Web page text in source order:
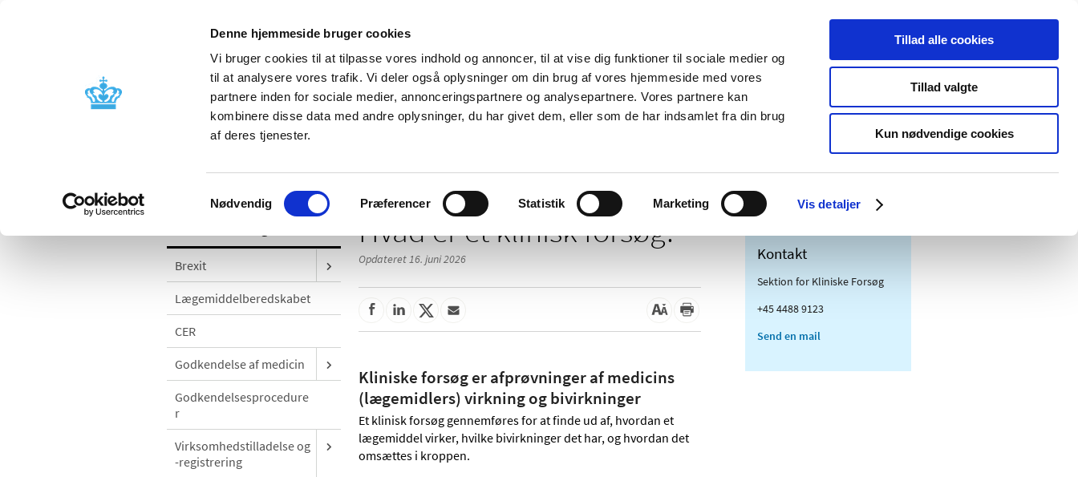
Denne hjemmeside bruger cookies
Vi bruger cookies til at tilpasse vores indhold og annoncer, til at vise dig funktioner til sociale medier og
til at analysere vores trafik. Vi deler også oplysninger om din brug af vores hjemmeside med vores
partnere inden for sociale medier, annonceringspartnere og analysepartnere. Vores partnere kan
kombinere disse data med andre oplysninger, du har givet dem, eller som de har indsamlet fra din brug
af deres tjenester.
Samtykkevalg
Nødvendig Præferencer Statistik Marketing Vis detaljer
Tillad alle cookies
Tillad valgte
Kun nødvendige cookies
Nyheder Om os Kontakt Udgivelser
Godkendelse og
Bivirkninger og
produktinformation
Tilskud og
Apoteker og salg af
Medicinsk
Særlige
produktområder
Brexit
Lægemiddelberedskabet
CER
Godkendelse af medicin
Godkendelsesprocedure
r
Virksomhedstilladelse og
-registrering
Hvad er et klinisk forsøg?
Opdateret 16. juni 2026
Kliniske forsøg er afprøvninger af medicins
(lægemidlers) virkning og bivirkninger
Et klinisk forsøg gennemføres for at finde ud af, hvordan et
lægemiddel virker, hvilke bivirkninger det har, og hvordan det
omsættes i kroppen.
Kontakt
Sektion for Kliniske Forsøg
+45 4488 9123
Send en mail